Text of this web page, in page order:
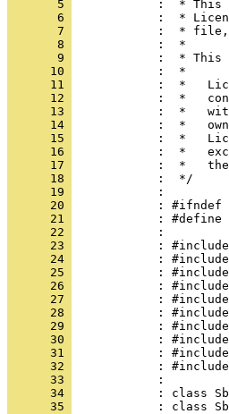
       5
       6
       7
       8
       9
      10
      11
      12
      13
      14
      15
      16
      17
      18
      19
      20
      21
      22
      23
      24
      25
      26
      27
      28
      29
      30
      31
      32
      33
      34
      35